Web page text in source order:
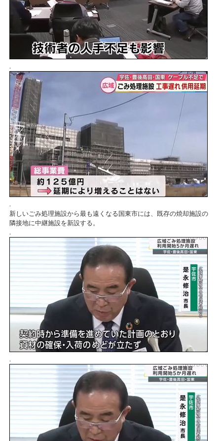
.
.
新しいごみ処理施設から最も遠くなる国東市には、既存の焼却施設の
隣接地に中継施設を新設する。
.
.